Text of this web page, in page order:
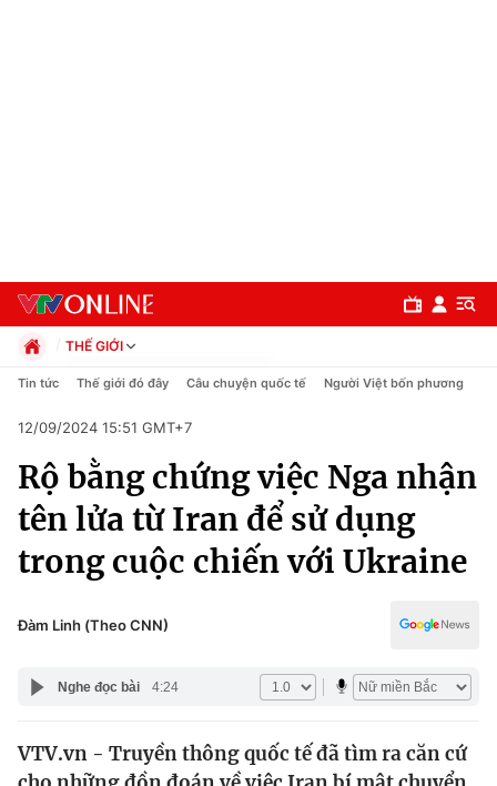
Chuyên mục
Chính trị
Xã hội
Pháp luật
Y tế
Thế giới
THẾ GIỚI
Chính trị
Pháp luật
Kinh tế
Thể thao
Truyền hình
Văn hóa - Giải trí
Y tế
Công nghệ
Tin tức Thế giới đó đây Câu chuyện quốc tế Người Việt bốn phương
12/09/2024 15:51 GMT+7
Rộ bằng chứng việc Nga nhận
tên lửa từ Iran để sử dụng
trong cuộc chiến với Ukraine
Đàm Linh (Theo CNN)
Nghe đọc bài 4:24
VTV.vn - Truyền thông quốc tế đã tìm ra căn cứ